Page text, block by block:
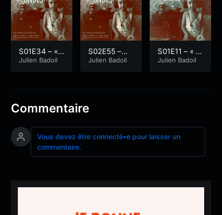
S01E34 – «
Spécial Invit
Julien Badoil
S02E55 –
« Transmissi
elle 1/2 »
Julien Badoil
S01E11 – « O
uessant, le v
Julien Badoil
Commentaire
Vous devez être connecté•e pour laisser un
commentaire.